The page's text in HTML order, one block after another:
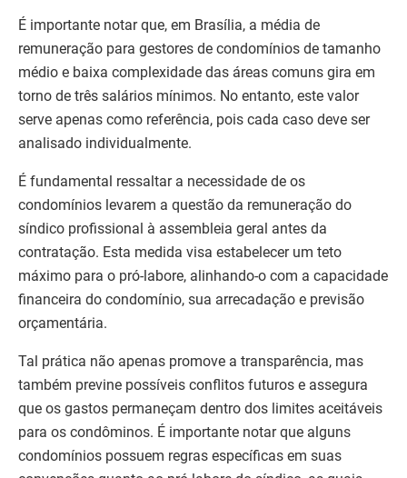
É importante notar que, em Brasília, a média de
remuneração para gestores de condomínios de tamanho
médio e baixa complexidade das áreas comuns gira em
torno de três salários mínimos. No entanto, este valor
serve apenas como referência, pois cada caso deve ser
analisado individualmente.
É fundamental ressaltar a necessidade de os
condomínios levarem a questão da remuneração do
síndico profissional à assembleia geral antes da
contratação. Esta medida visa estabelecer um teto
máximo para o pró-labore, alinhando-o com a capacidade
financeira do condomínio, sua arrecadação e previsão
orçamentária.
Tal prática não apenas promove a transparência, mas
também previne possíveis conflitos futuros e assegura
que os gastos permaneçam dentro dos limites aceitáveis
para os condôminos. É importante notar que alguns
condomínios possuem regras específicas em suas